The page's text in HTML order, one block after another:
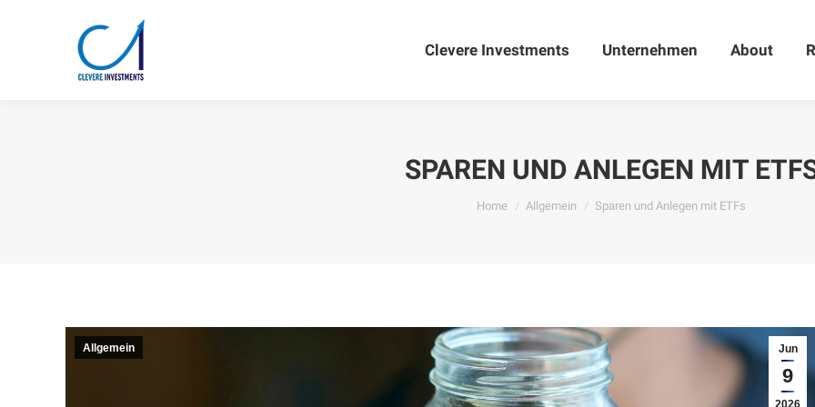
Clevere Investments Unternehmen About
SPAREN UND ANLEGEN MIT
You are here:
Home Allgemein Sparen und Anlegen mit ETFs
Jun
9
2026
Allgemein
Clevere Investments Unternehmen About